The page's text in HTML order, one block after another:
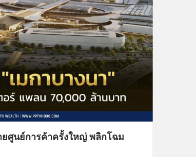
ศูนย์การค้าครั้งใหญ่ พลิกโฉม